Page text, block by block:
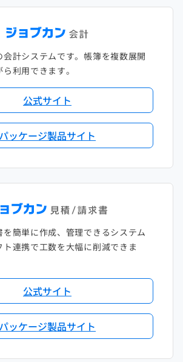
計システムです。帳簿を複数展開
利用できます。
公式サイト
パッケージ製品サイト
簡単に作成、管理できるシステム
ト連携で工数を大幅に削減できま
公式サイト
パッケージ製品サイト